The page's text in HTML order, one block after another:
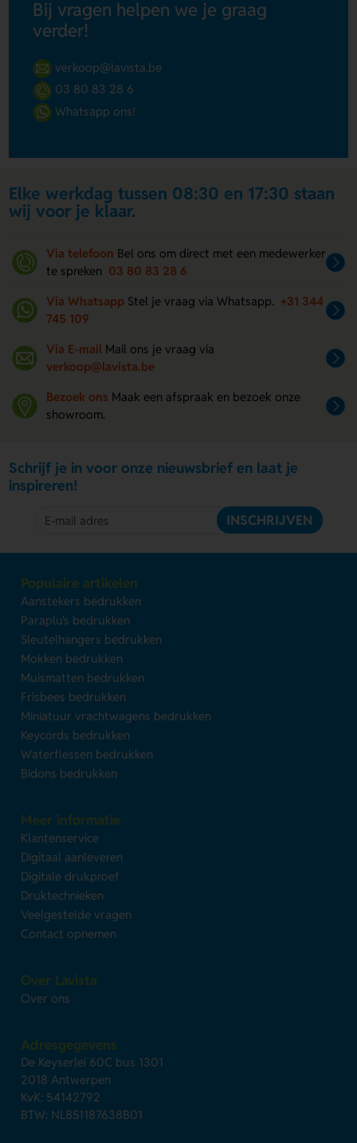
Bij vragen helpen we je graag
verder!
verkoop@lavista.be
03 80 83 28 6
Whatsapp ons!
Elke werkdag tussen 08:30 en 17:30 staan
wij voor je klaar.
Via telefoon Bel ons om direct met een medewerker
te spreken 03 80 83 28 6
Via Whatsapp Stel je vraag via Whatsapp. +31 344
745 109
Via E-mail Mail ons je vraag via
verkoop@lavista.be
Bezoek ons Maak een afspraak en bezoek onze
showroom.
Schrijf je in voor onze nieuwsbrief en laat je
inspireren!
INSCHRIJVEN
Populaire artikelen
Aanstekers bedrukken
Paraplu's bedrukken
Sleutelhangers bedrukken
Mokken bedrukken
Muismatten bedrukken
Frisbees bedrukken
Miniatuur vrachtwagens bedrukken
Keycords bedrukken
Waterflessen bedrukken
Bidons bedrukken
Meer informatie
Klantenservice
Digitaal aanleveren
Digitale drukproef
Druktechnieken
Veelgestelde vragen
Contact opnemen
Over Lavista
Over ons
Adresgegevens
De Keyserlei 60C bus 1301
2018 Antwerpen
KvK: 54142792
BTW: NL851187638B01